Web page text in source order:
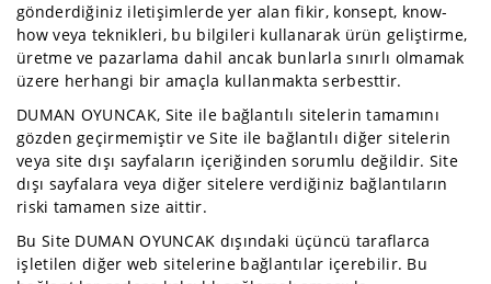
Kutu
Mutfak
Ürünü
Nişan
Saat
Termos
gönderdiğiniz iletişimlerde yer alan fikir, konsept, know-
how veya teknikleri, bu bilgileri kullanarak ürün geliştirme,
üretme ve pazarlama dahil ancak bunlarla sınırlı olmamak
üzere herhangi bir amaçla kullanmakta serbesttir.
DUMAN OYUNCAK, Site ile bağlantılı sitelerin tamamını
gözden geçirmemiştir ve Site ile bağlantılı diğer sitelerin
veya site dışı sayfaların içeriğinden sorumlu değildir. Site
dışı sayfalara veya diğer sitelere verdiğiniz bağlantıların
riski tamamen size aittir.
Bu Site DUMAN OYUNCAK dışındaki üçüncü taraflarca
işletilen diğer web sitelerine bağlantılar içerebilir. Bu